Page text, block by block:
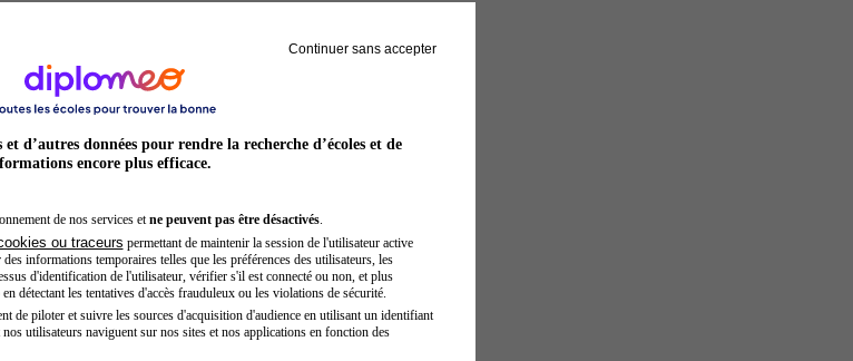
sportif
Continuer sans accepter
d’autres données pour rendre la recherche d’écoles et de
formations encore plus efficace.
de nos services et ne peuvent pas être désactivés.
ou traceurs permettant de maintenir la session de l'utilisateur active
informations temporaires telles que les préférences des utilisateurs, les
d'identification de l'utilisateur, vérifier s'il est connecté ou non, et plus
détectant les tentatives d'accès frauduleux ou les violations de sécurité.
de piloter et suivre les sources d'acquisition d'audience en utilisant un identifiant
utilisateurs naviguent sur nos sites et nos applications en fonction des